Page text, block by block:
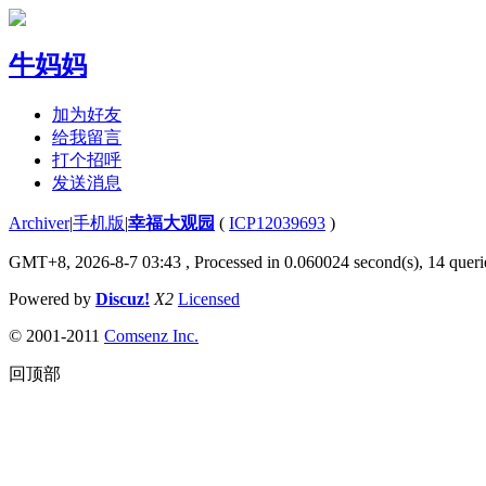
牛妈妈
加为好友
给我留言
打个招呼
发送消息
Archiver|手机版|幸福大观园 ( ICP12039693 )
GMT+8, 2026-8-7 03:43 , Processed in 0.060024 second(s), 14
Powered by Discuz! X2 Licensed
© 2001-2011 Comsenz Inc.
回顶部